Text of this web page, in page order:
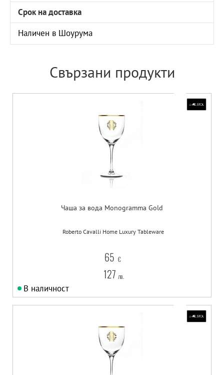
Срок на доставка
Наличен в Шоурума
Свързани продукти
Чаша за вода Monogramma Gold
Roberto Cavalli Home Luxury Tableware
65 €
127 лв.
В наличност